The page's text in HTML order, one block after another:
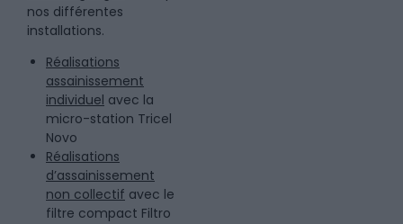
nos différentes
installations.
Réalisations
assainissement
individuel avec la
micro-station Tricel
Novo
Réalisations
d’assainissement
non collectif avec le
filtre compact Filtro